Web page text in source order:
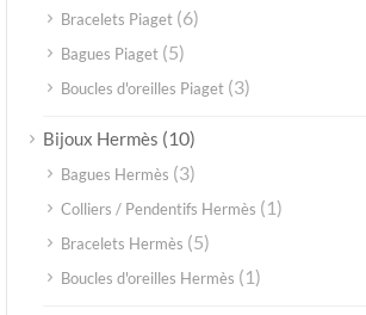
Bracelets Piaget (6)
Bagues Piaget (5)
Boucles d'oreilles Piaget (3)
Bijoux Hermès (10)
Bagues Hermès (3)
Colliers / Pendentifs Hermès (1)
Bracelets Hermès (5)
Boucles d'oreilles Hermès (1)